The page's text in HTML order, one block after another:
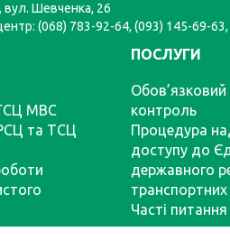
вул. Шевченка, 26
(068) 783-92-64, (093) 145-69-
МВС
та ТСЦ
ПОСЛУГИ
Обов’язковий
контроль
Процедура
доступу до
державного
транспортних
Часті питання